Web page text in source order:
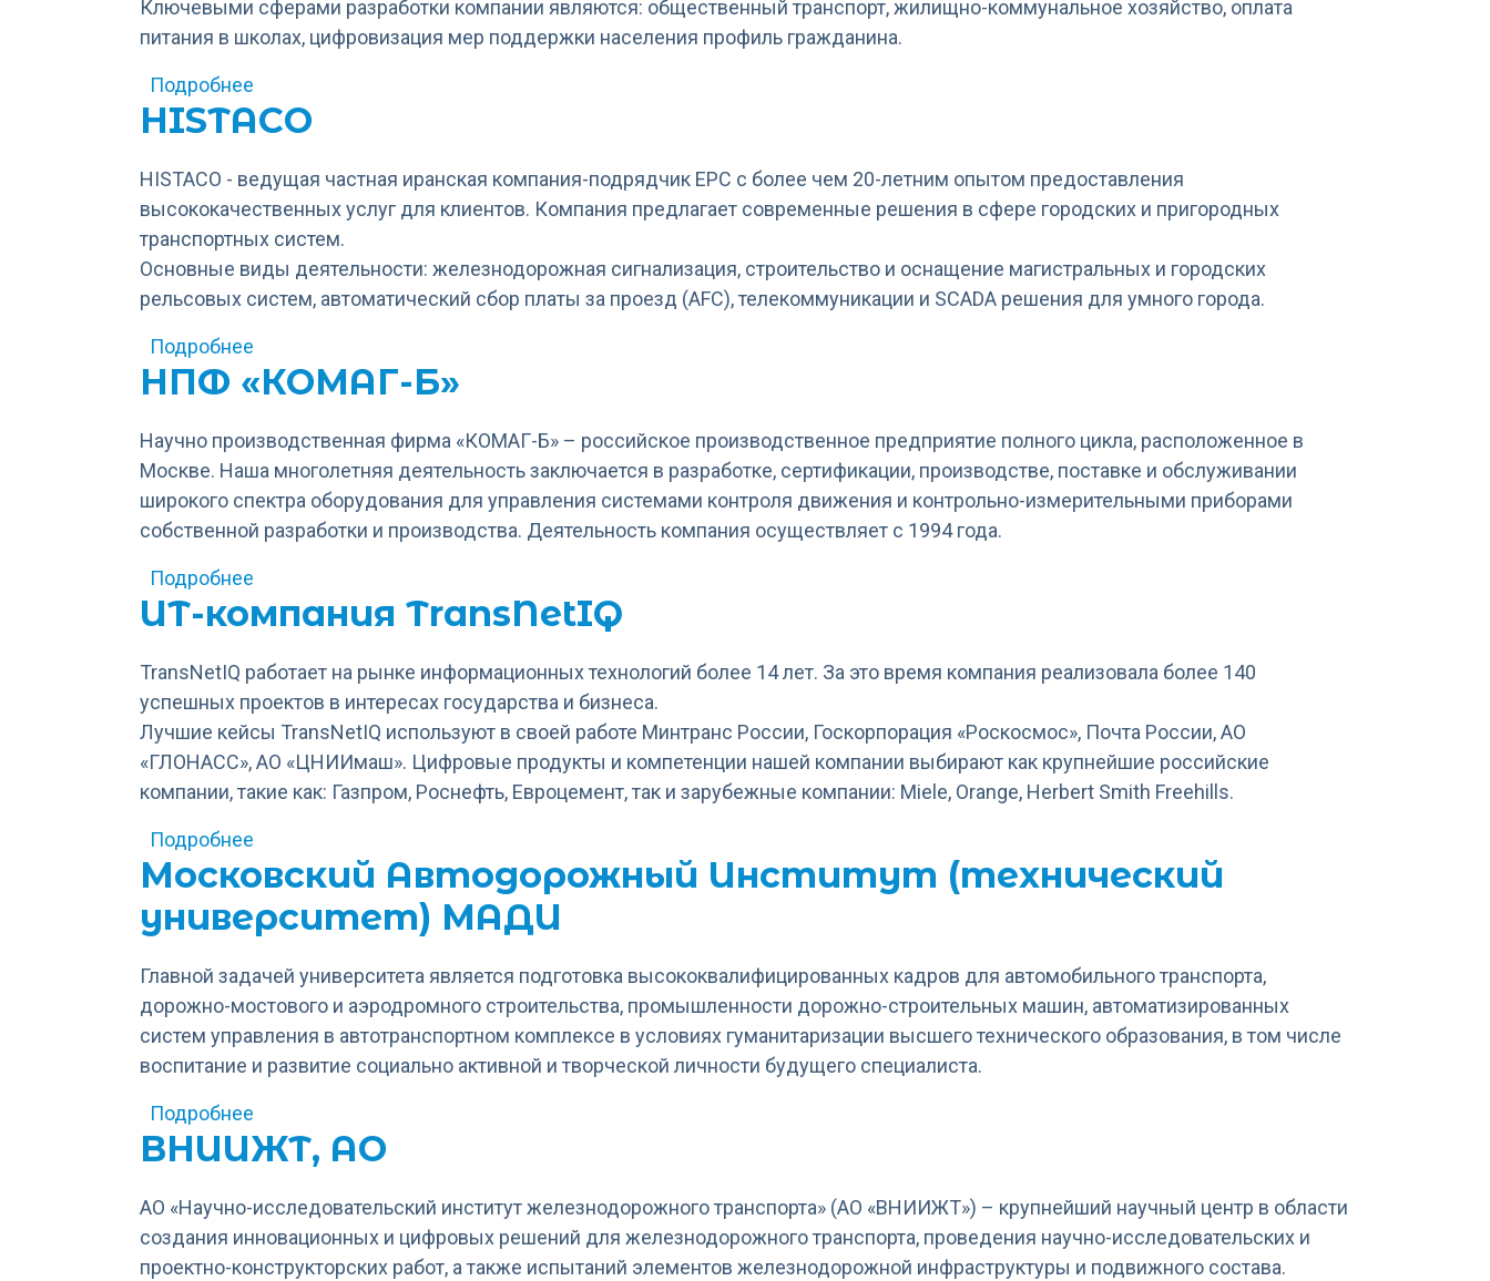
Ключевыми сферами разработки компании являются: общественный транспорт, жилищно-коммунальное хозяйство, оплата
питания в школах, цифровизация мер поддержки населения профиль гражданина.
Подробнее
HISTACO
HISTACO - ведущая частная иранская компания-подрядчик EPC с более чем 20-летним опытом предоставления
высококачественных услуг для клиентов. Компания предлагает современные решения в сфере городских и пригородных
транспортных систем.
Основные виды деятельности: железнодорожная сигнализация, строительство и оснащение магистральных и городских
рельсовых систем, автоматический сбор платы за проезд (AFC), телекоммуникации и SCADA решения для умного города.
Подробнее
НПФ «КОМАГ-Б»
Научно производственная фирма «КОМАГ-Б» – российское производственное предприятие полного цикла, расположенное в
Москве. Наша многолетняя деятельность заключается в разработке, сертификации, производстве, поставке и обслуживании
широкого спектра оборудования для управления системами контроля движения и контрольно-измерительными приборами
собственной разработки и производства. Деятельность компания осуществляет с 1994 года.
Подробнее
ИТ-компания TransNetIQ
TransNetIQ работает на рынке информационных технологий более 14 лет. За это время компания реализовала более 140
успешных проектов в интересах государства и бизнеса.
Лучшие кейсы TransNetIQ используют в своей работе Минтранс России, Госкорпорация «Роскосмос», Почта России, АО
«ГЛОНАСС», АО «ЦНИИмаш». Цифровые продукты и компетенции нашей компании выбирают как крупнейшие российские
компании, такие как: Газпром, Роснефть, Евроцемент, так и зарубежные компании: Miele, Orange, Herbert Smith Freehills.
Подробнее
Московский Автодорожный Институт (технический
университет) МАДИ
Главной задачей университета является подготовка высококвалифицированных кадров для автомобильного транспорта,
дорожно-мостового и аэродромного строительства, промышленности дорожно-строительных машин, автоматизированных
систем управления в автотранспортном комплексе в условиях гуманитаризации высшего технического образования, в том числе
воспитание и развитие социально активной и творческой личности будущего специалиста.
Подробнее
ВНИИЖТ, АО
АО «Научно-исследовательский институт железнодорожного транспорта» (АО «ВНИИЖТ») – крупнейший научный центр в области
создания инновационных и цифровых решений для железнодорожного транспорта, проведения научно-исследовательских и
проектно-конструкторских работ, а также испытаний элементов железнодорожной инфраструктуры и подвижного состава.